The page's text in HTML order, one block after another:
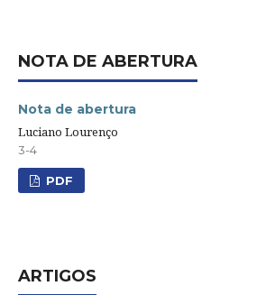
NOTA DE ABERTURA
Nota de abertura
Luciano Lourenço
3-4
PDF
ARTIGOS